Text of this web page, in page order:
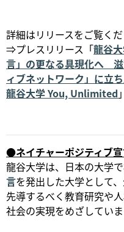
詳細はリリースをご覧くだ
⇒プレスリリース「龍谷
言」の更なる具現化へ
ィブネットワーク」に立
龍谷大学 You, Unlimited 」
●ネイチャーポジティブ
龍谷大学は、日本の大学
言を発出した大学として
先導するべく教育研究や
社会の実現をめざしていま